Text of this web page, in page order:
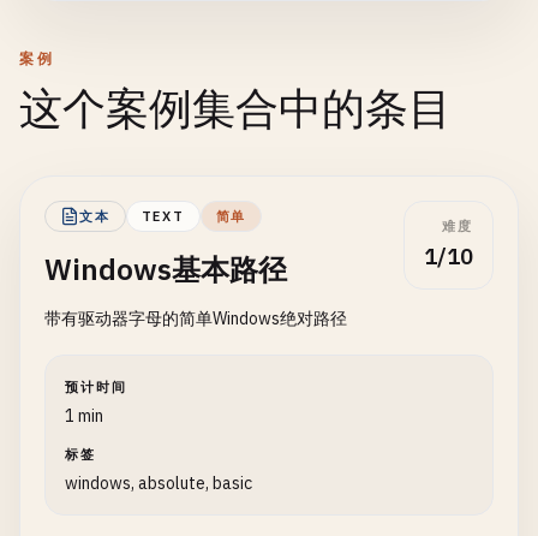
案例
这个案例集合中的条目
文本 TEXT 简单
Windows基本路径
带有驱动器字母的简单Windows绝对路径
难度
1/10
预计时间
1 min
标签
windows, absolute, basic